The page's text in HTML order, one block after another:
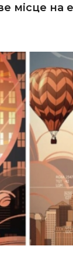
місце на